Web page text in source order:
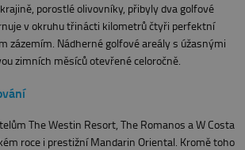
porostlé olivovníky, přibyly dva golfové
v okruhu třinácti kilometrů čtyři perfektní
zázemím. Nádherné golfové areály s úžasnými
zimních měsíců otevřené celoročně.
The Westin Resort, The Romanos a W Costa
roce i prestižní Mandarin Oriental. Kromě toho